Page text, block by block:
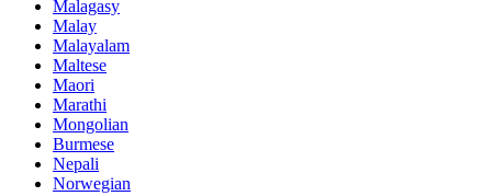
Malagasy
Malay
Malayalam
Maltese
Maori
Marathi
Mongolian
Burmese
Nepali
Norwegian